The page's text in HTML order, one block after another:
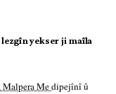
yekser ji maîla
Medipejînî û